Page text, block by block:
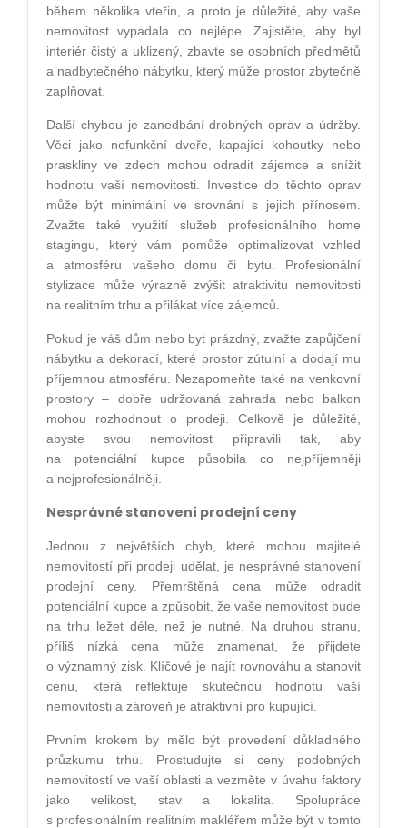
během několika vteřin, a proto je důležité, aby vaše
nemovitost vypadala co nejlépe. Zajistěte, aby byl
interiér čistý a uklizený, zbavte se osobních předmětů
a nadbytečného nábytku, který může prostor zbytečně
zaplňovat.
Další chybou je zanedbání drobných oprav a údržby.
Věci jako nefunkční dveře, kapající kohoutky nebo
praskliny ve zdech mohou odradit zájemce a snížit
hodnotu vaší nemovitosti. Investice do těchto oprav
může být minimální ve srovnání s jejich přínosem.
Zvažte také využití služeb profesionálního home
stagingu, který vám pomůže optimalizovat vzhled
a atmosféru vašeho domu či bytu. Profesionální
stylizace může výrazně zvýšit atraktivitu nemovitosti
na realitním trhu a přilákat více zájemců.
Pokud je váš dům nebo byt prázdný, zvažte zapůjčení
nábytku a dekorací, které prostor zútulní a dodají mu
příjemnou atmosféru. Nezapomeňte také na venkovní
prostory – dobře udržovaná zahrada nebo balkon
mohou rozhodnout o prodeji. Celkově je důležité,
abyste svou nemovitost připravili tak, aby
na potenciální kupce působila co nejpříjemněji
a nejprofesionálněji.
Nesprávné stanovení prodejní ceny
Jednou z největších chyb, které mohou majitelé
nemovitostí při prodeji udělat, je nesprávné stanovení
prodejní ceny. Přemrštěná cena může odradit
potenciální kupce a způsobit, že vaše nemovitost bude
na trhu ležet déle, než je nutné. Na druhou stranu,
příliš nízká cena může znamenat, že přijdete
o významný zisk. Klíčové je najít rovnováhu a stanovit
cenu, která reflektuje skutečnou hodnotu vaší
nemovitosti a zároveň je atraktivní pro kupující.
Prvním krokem by mělo být provedení důkladného
průzkumu trhu. Prostudujte si ceny podobných
nemovitostí ve vaší oblasti a vezměte v úvahu faktory
jako velikost, stav a lokalita. Spolupráce
s profesionálním realitním makléřem může být v tomto